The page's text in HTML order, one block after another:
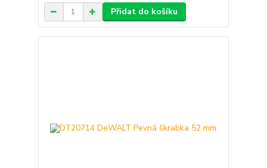
Přidat do košíku